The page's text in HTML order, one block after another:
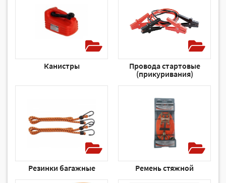
Канистры
Провода стартовые
(прикуривания)
Резинки багажные Ремень стяжной